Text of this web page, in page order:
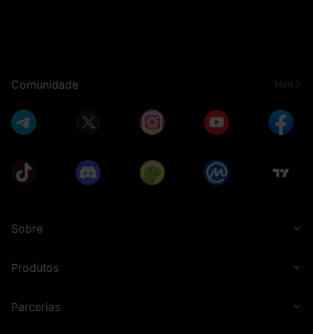
Comunidade Mais
Sobre
Produtos
Parcerias